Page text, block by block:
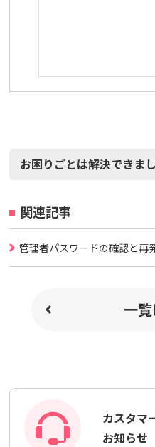
お困りごとは解決できま
関連記事
管理者パスワードの確認と再
一
カスタマ
お知らせ